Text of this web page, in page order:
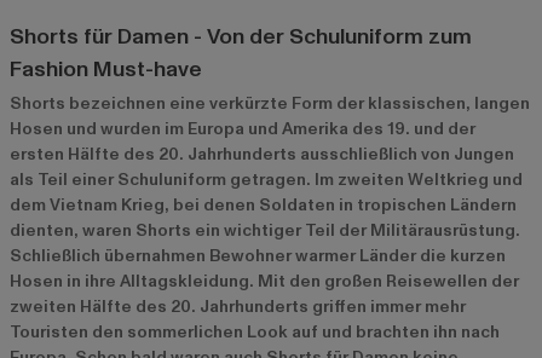
Shorts für Damen - Von der Schuluniform zum
Fashion Must-have
Shorts bezeichnen eine verkürzte Form der klassischen, langen
Hosen und wurden im Europa und Amerika des 19. und der
ersten Hälfte des 20. Jahrhunderts ausschließlich von Jungen
als Teil einer Schuluniform getragen. Im zweiten Weltkrieg und
dem Vietnam Krieg, bei denen Soldaten in tropischen Ländern
dienten, waren Shorts ein wichtiger Teil der Militärausrüstung.
Schließlich übernahmen Bewohner warmer Länder die kurzen
Hosen in ihre Alltagskleidung. Mit den großen Reisewellen der
zweiten Hälfte des 20. Jahrhunderts griffen immer mehr
Touristen den sommerlichen Look auf und brachten ihn nach